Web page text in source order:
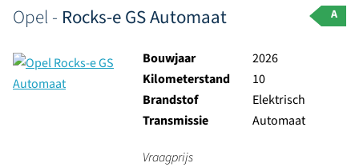
Opel - Rocks-e GS Automaat A
Bouwjaar
2026
Kilometerstand
10
Brandstof
Elektrisch
Transmissie
Automaat
Vraagprijs